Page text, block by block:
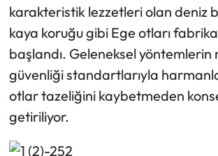
karakteristik lezzetleri olan deniz
kaya koruğu gibi Ege otları
başlandı. Geleneksel yöntemlerin
güvenliği standartlarıyla
otlar tazeliğini kaybetmeden
getiriliyor.